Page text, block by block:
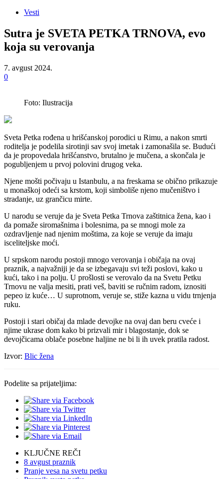
Vesti
Sutra je SVETA PETKA TRNOVA, evo
koja su verovanja
7. avgust 2024.
0
Foto: Ilustracija
Sveta Petka rođena u hrišćanskoj porodici u Rimu, a nakon smrti
roditelja je podelila sirotinji sav svoj imetak i zamonašila se. Budući
da je propovedala hrišćanstvo, brutalno je mučena, a skončala je
pogubljenjem u prvoj polovini drugog veka.
Njene mošti počivaju u Istanbulu, a na freskama se obično prikazuje
u monaškoj odeći sa krstom, koji simboliše njeno mučeništvo i
stradanje, uz grančicu mirte.
U narodu se veruje da je Sveta Petka Trnova zaštitnica žena, kao i
da pomaže siromašnima i bolesnima, pa se mnogi mole za
ozdravljenje nad njenim moštima, za koje se veruje da imaju
isceliteljske moći.
U srpskom narodu postoji mnogo verovanja i običaja na ovaj
praznik, a najvažniji je da se izbegavaju svi teži poslovi, kako u
kući, tako i na polju. U prošlosti se verovalo da na Svetu Petku
Trnovu ne valja mesiti, prati veš, baviti se ručnim radom, iznositi
pepeo iz kuće… U suprotnom, veruje se, stiže kazna u vidu trnjenja
ruku.
Postoji i stari običaj da mlade devojke na ovaj dan beru cveće i
njime ukrase dom kako bi prizvali mir i blagostanje, dok se
devojčicama oblače posebne haljine ne bi li ih uvek pratila radost.
Izvor: Blic žena
Podelite sa prijateljima:
KLJUČNE REČI
8 avgust praznik
Pranje vesa na svetu petku